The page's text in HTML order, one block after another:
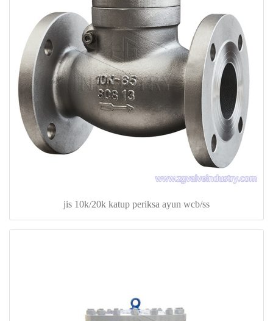
jis 10k/20k katup periksa ayun wcb/ss